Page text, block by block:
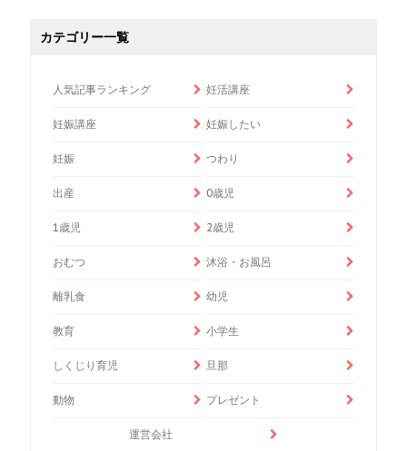
カテゴリー一覧
人気記事ランキング 妊活講座
妊娠講座 妊娠したい
妊娠 つわり
出産 0歳児
1歳児 2歳児
おむつ 沐浴・お風呂
離乳食 幼児
教育 小学生
しくじり育児 旦那
動物 プレゼント
運営会社